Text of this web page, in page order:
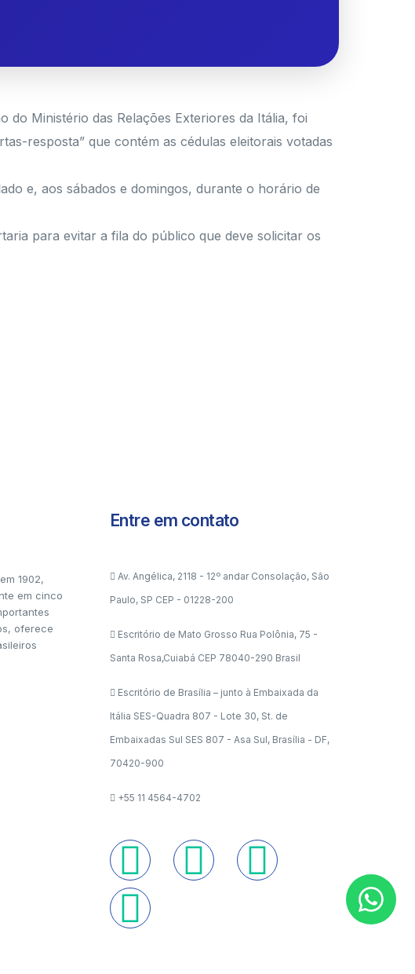
Ministério das Relações Exteriores da Itália, foi
resposta” que contém as cédulas eleitorais votadas
e, aos sábados e domingos, durante o horário de
para evitar a fila do público que deve solicitar os
1902,
em cinco
oferece
Entre em contato
Av. Angélica, 2118 - 12º andar Consolação, São
Paulo, SP CEP - 01228-200
Escritório de Mato Grosso Rua Polônia, 75 -
Santa Rosa,Cuiabá CEP 78040-290 Brasil
Escritório de Brasília – junto à Embaixada da
Itália SES-Quadra 807 - Lote 30, St. de
Embaixadas Sul SES 807 - Asa Sul, Brasília - DF,
70420-900
+55 11 4564-4702